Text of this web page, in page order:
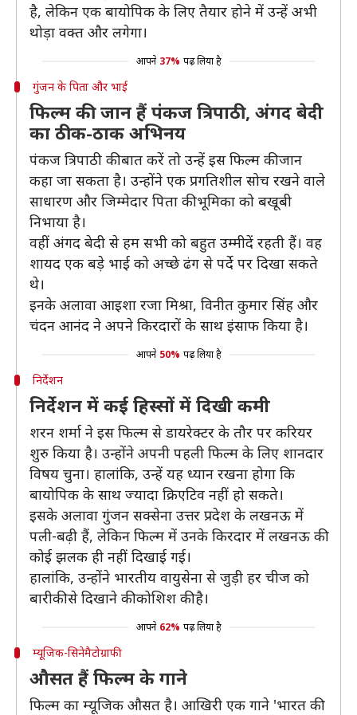
है, लेकिन एक बायोपिक के लिए तैयार होने में उन्हें अभी
थोड़ा वक्त और लगेगा।
आपने 37% पढ़ लिया है
गुंजन के पिता और भाई
फिल्म की जान हैं पंकज त्रिपाठी, अंगद बेदी
का ठीक-ठाक अभिनय
पंकज त्रिपाठी की बात करें तो उन्हें इस फिल्म की जान
कहा जा सकता है। उन्होंने एक प्रगतिशील सोच रखने वाले
साधारण और जिम्मेदार पिता की भूमिका को बखूबी
निभाया है।
वहीं अंगद बेदी से हम सभी को बहुत उम्मीदें रहती हैं। वह
शायद एक बड़े भाई को अच्छे ढंग से पर्दे पर दिखा सकते
थे।
इनके अलावा आइशा रजा मिश्रा, विनीत कुमार सिंह और
चंदन आनंद ने अपने किरदारों के साथ इंसाफ किया है।
आपने 50% पढ़ लिया है
निर्देशन
निर्देशन में कई हिस्सों में दिखी कमी
शरन शर्मा ने इस फिल्म से डायरेक्टर के तौर पर करियर
शुरु किया है। उन्होंने अपनी पहली फिल्म के लिए शानदार
विषय चुना। हालांकि, उन्हें यह ध्यान रखना होगा कि
बायोपिक के साथ ज्यादा क्रिएटिव नहीं हो सकते।
इसके अलावा गुंजन सक्सेना उत्तर प्रदेश के लखनऊ में
पली-बढ़ी हैं, लेकिन फिल्म में उनके किरदार में लखनऊ की
कोई झलक ही नहीं दिखाई गई।
हालांकि, उन्होंने भारतीय वायुसेना से जुड़ी हर चीज को
बारीकी से दिखाने की कोशिश की है।
आपने 62% पढ़ लिया है
म्यूजिक-सिनेमैटोग्राफी
औसत हैं फिल्म के गाने
फिल्म का म्यूजिक औसत है। आखिरी एक गाने 'भारत की